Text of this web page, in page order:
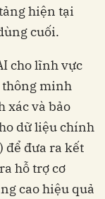
hiện tại
cuối.
cho lĩnh vực
thông minh
xác và bảo
dữ liệu chính
để đưa ra kết
hỗ trợ cơ
cao hiệu quả